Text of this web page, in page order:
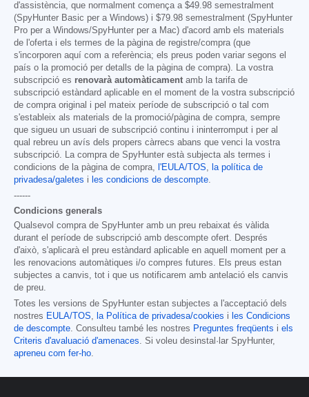
d'assistència, que normalment comença a $49.98 semestralment
(SpyHunter Basic per a Windows) i $79.98 semestralment (SpyHunter
Pro per a Windows/SpyHunter per a Mac) d'acord amb els materials
de l'oferta i els termes de la pàgina de registre/compra (que
s'incorporen aquí com a referència; els preus poden variar segons el
país o la promoció per detalls de la pàgina de compra). La vostra
subscripció es renovarà automàticament amb la tarifa de
subscripció estàndard aplicable en el moment de la vostra subscripció
de compra original i pel mateix període de subscripció o tal com
s'estableix als materials de la promoció/pàgina de compra, sempre
que sigueu un usuari de subscripció continu i ininterromput i per al
qual rebreu un avís dels propers càrrecs abans que venci la vostra
subscripció. La compra de SpyHunter està subjecta als termes i
condicions de la pàgina de compra, l'EULA/TOS, la política de
privadesa/galetes i les condicions de descompte.
------
Condicions generals
Qualsevol compra de SpyHunter amb un preu rebaixat és vàlida
durant el període de subscripció amb descompte ofert. Després
d'això, s'aplicarà el preu estàndard aplicable en aquell moment per a
les renovacions automàtiques i/o compres futures. Els preus estan
subjectes a canvis, tot i que us notificarem amb antelació els canvis
de preu.
Totes les versions de SpyHunter estan subjectes a l'acceptació dels
nostres EULA/TOS, la Política de privadesa/cookies i les Condicions
de descompte. Consulteu també les nostres Preguntes freqüents i els
Criteris d'avaluació d'amenaces. Si voleu desinstal·lar SpyHunter,
apreneu com fer-ho.